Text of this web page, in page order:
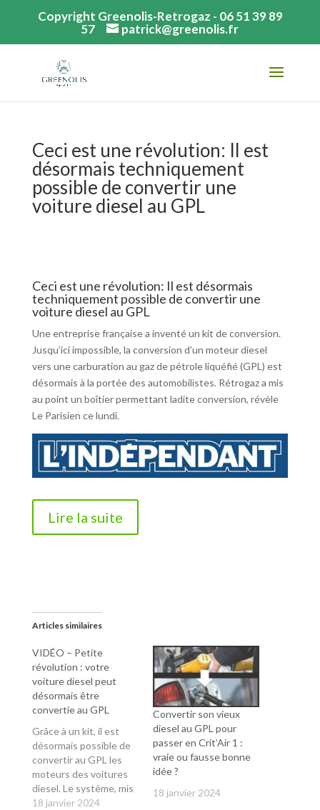
Copyright Greenolis-Retrogaz - 06 51 39 89
57
patrick@greenolis.fr
Ceci est une révolution: Il est
désormais techniquement
possible de convertir une
voiture diesel au GPL
Ceci est une révolution: Il est désormais
techniquement possible de convertir une
voiture diesel au GPL
Une entreprise française a inventé un kit de conversion.
Jusqu’ici impossible, la conversion d’un moteur diesel
vers une carburation au gaz de pétrole liquéfié (GPL) est
désormais à la portée des automobilistes. Rétrogaz a mis
au point un boîtier permettant ladite conversion, révèle
Le Parisien ce lundi.
Lire la suite
Articles similaires
VIDÉO – Petite
révolution : votre
voiture diesel peut
désormais être
convertie au GPL
Grâce à un kit, il est
désormais possible de
convertir au GPL les
moteurs des voitures
diesel. Le système, mis
au point par la start-up
18 janvier 2024
Convertir son vieux
diesel au GPL pour
passer en Crit’Air 1 :
vraie ou fausse bonne
idée ?
18 janvier 2024